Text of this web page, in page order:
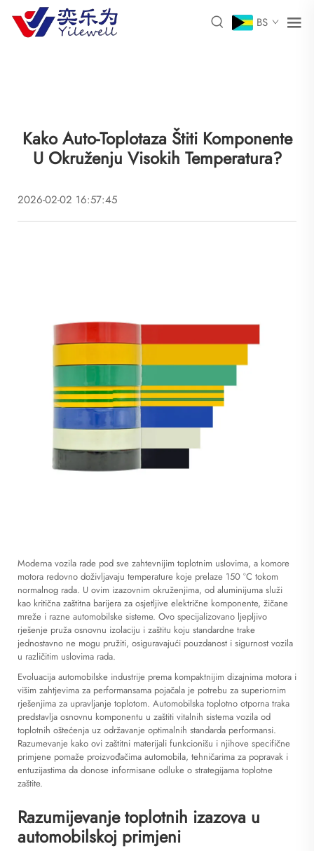
BS
Kako Auto-Toplotaza Štiti Komponente
U Okruženju Visokih Temperatura?
2026-02-02 16:57:45
Moderna vozila rade pod sve zahtevnijim toplotnim uslovima, a komore
motora redovno doživljavaju temperature koje prelaze 150 °C tokom
normalnog rada. U ovim izazovnim okruženjima, od aluminijuma služi
kao kritična zaštitna barijera za osjetljive električne komponente, žičane
mreže i razne automobilske sisteme. Ovo specijalizovano ljepljivo
rješenje pruža osnovnu izolaciju i zaštitu koju standardne trake
jednostavno ne mogu pružiti, osiguravajući pouzdanost i sigurnost vozila
u različitim uslovima rada.
Evoluacija automobilske industrije prema kompaktnijim dizajnima motora i
višim zahtjevima za performansama pojačala je potrebu za superiornim
rješenjima za upravljanje toplotom. Automobilska toplotno otporna traka
predstavlja osnovnu komponentu u zaštiti vitalnih sistema vozila od
toplotnih oštećenja uz održavanje optimalnih standarda performansi.
Razumevanje kako ovi zaštitni materijali funkcionišu i njihove specifične
primjene pomaže proizvođačima automobila, tehničarima za popravak i
entuzijastima da donose informisane odluke o strategijama toplotne
zaštite.
Razumijevanje toplotnih izazova u
automobilskoj primjeni